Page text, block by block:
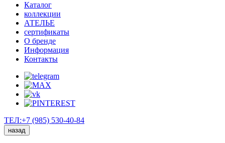
Каталог
коллекции
АТЕЛЬЕ
сертификаты
О бренде
Информация
Контакты
ТЕЛ:+7 (985) 530-40-84
назад